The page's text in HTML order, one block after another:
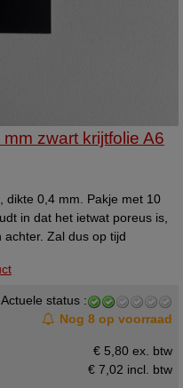
zwart krijtfolie A6
dikte 0,4 mm. Pakje met 10
in dat het ietwat poreus is,
Zal dus op tijd
Actuele status :
Nog 8 op voorraad
€ 5,80 ex. btw
€ 7,02 incl. btw